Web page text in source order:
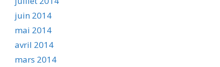
juin 2014
mai 2014
avril 2014
mars 2014